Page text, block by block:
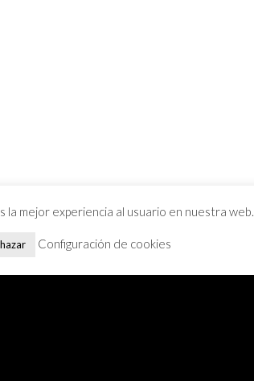
mejor experiencia al usuario en nuestra web.
Configuración de cookies